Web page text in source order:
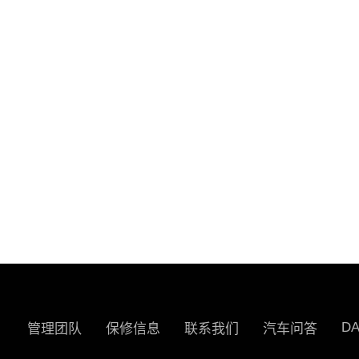
管理团队 保修信息 联系我们 汽车问答